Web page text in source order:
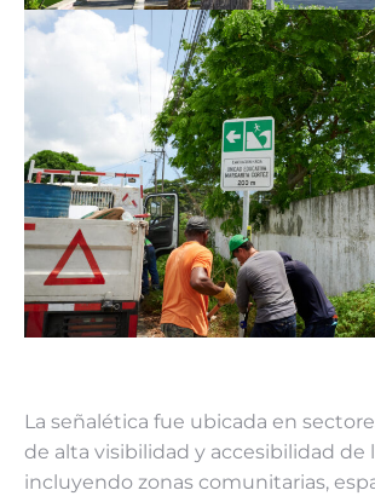
La señalética fue ubicada en
de alta visibilidad y accesibilidad de
incluyendo zonas comunitarias,